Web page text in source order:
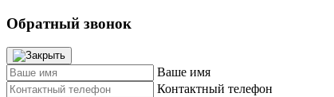
Обратный звонок
Ваше имя
Контактный телефон